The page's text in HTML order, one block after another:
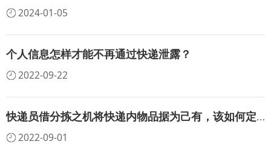
2024-01-05
个人信息怎样才能不再通过快递泄露？
2022-09-22
快递员借分拣之机将快递内物品据为己有，该如何定性？
2022-09-01